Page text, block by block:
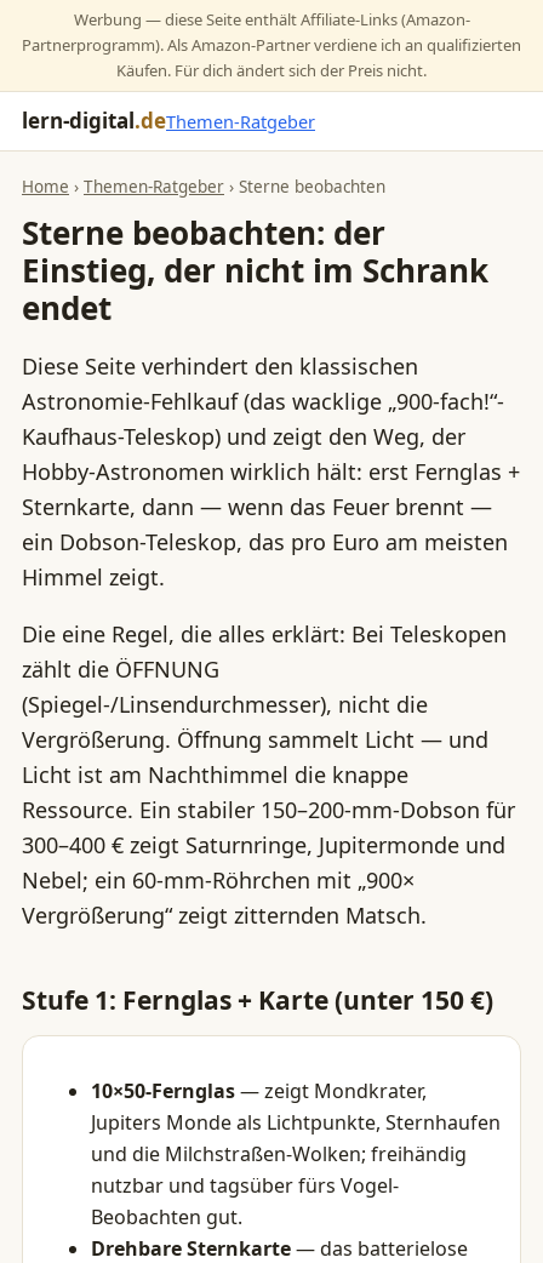
Werbung — diese Seite enthält Affiliate-Links (Amazon-
Partnerprogramm). Als Amazon-Partner verdiene ich an qualifizierten
Käufen. Für dich ändert sich der Preis nicht.
lern-digital.deThemen-Ratgeber
Home › Themen-Ratgeber › Sterne beobachten
Sterne beobachten: der
Einstieg, der nicht im Schrank
endet
Diese Seite verhindert den klassischen
Astronomie-Fehlkauf (das wacklige „900-fach!“-
Kaufhaus-Teleskop) und zeigt den Weg, der
Hobby-Astronomen wirklich hält: erst Fernglas +
Sternkarte, dann — wenn das Feuer brennt —
ein Dobson-Teleskop, das pro Euro am meisten
Himmel zeigt.
Die eine Regel, die alles erklärt: Bei Teleskopen
zählt die ÖFFNUNG
(Spiegel-/Linsendurchmesser), nicht die
Vergrößerung. Öffnung sammelt Licht — und
Licht ist am Nachthimmel die knappe
Ressource. Ein stabiler 150–200-mm-Dobson für
300–400 € zeigt Saturnringe, Jupitermonde und
Nebel; ein 60-mm-Röhrchen mit „900×
Vergrößerung“ zeigt zitternden Matsch.
Stufe 1: Fernglas + Karte (unter 150 €)
10×50-Fernglas— zeigt Mondkrater,
Jupiters Monde als Lichtpunkte, Sternhaufen
und die Milchstraßen-Wolken; freihändig
nutzbar und tagsüber fürs Vogel-
Beobachten gut.
Drehbare Sternkarte— das batterielose